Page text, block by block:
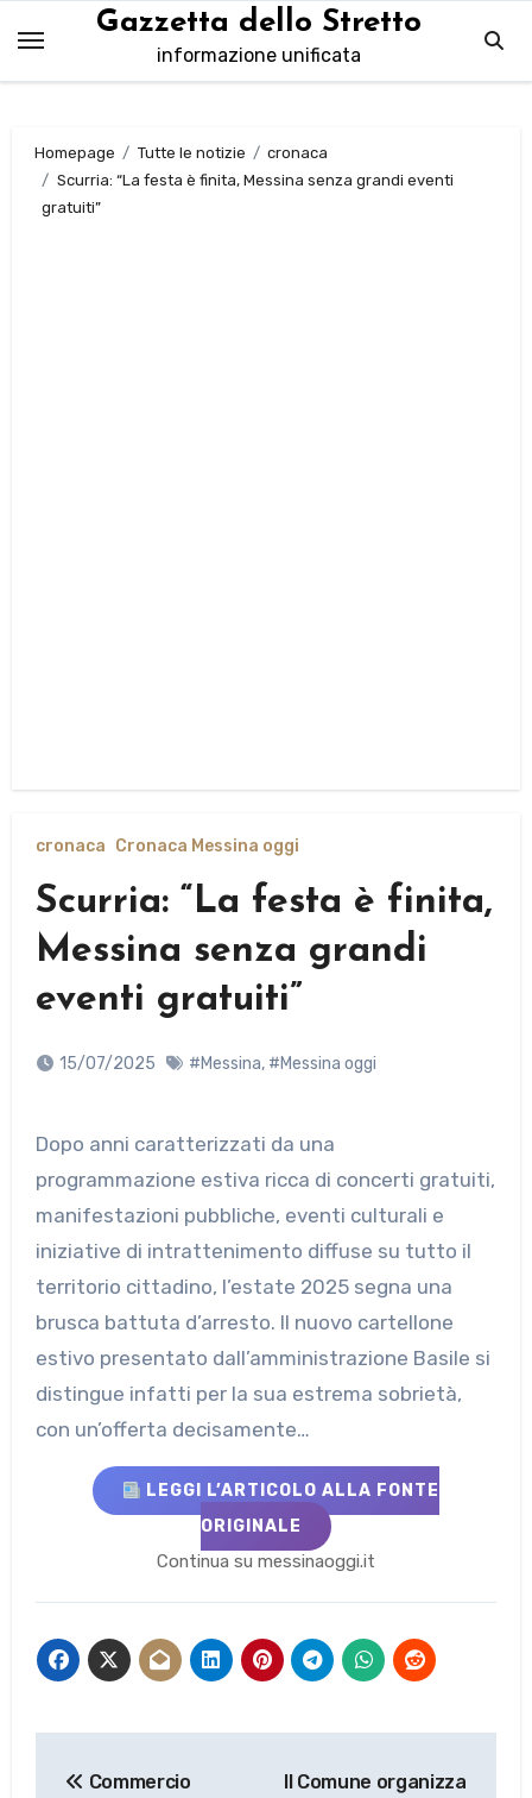
contenuto
Gazzetta dello Stretto
informazione unificata
Homepage Tutte le notizie
cronaca
Scurria: “La festa è finita, Messina senza grandi eventi
gratuiti”
cronaca Cronaca Messina oggi
Scurria: “La festa è finita,
Messina senza grandi
eventi gratuiti”
15/07/2025 #Messina, #Messina oggi
Dopo anni caratterizzati da una
programmazione estiva ricca di concerti gratuiti,
manifestazioni pubbliche, eventi culturali e
iniziative di intrattenimento diffuse su tutto il
territorio cittadino, l’estate 2025 segna una
brusca battuta d’arresto. Il nuovo cartellone
estivo presentato dall’amministrazione Basile si
distingue infatti per la sua estrema sobrietà,
con un’offerta decisamente…
LEGGI L’ARTICOLO ALLA FONTE
ORIGINALE
Continua su messinaoggi.it
Commercio
Il Comune organizza